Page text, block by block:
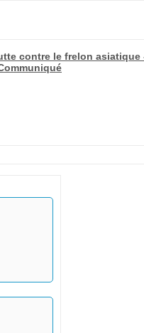
contre le frelon asiatique